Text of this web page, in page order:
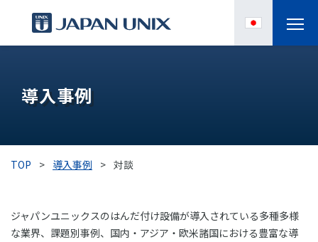
IPC
導入事例
お役立ち情報
導入事例
TOP > 導入事例 > 対談
ジャパンユニックスのはんだ付け設備が導入されている多種多様
な業界、課題別事例、国内・アジア・欧米諸国における豊富な導